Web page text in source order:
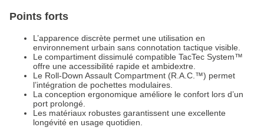
Points forts
L’apparence discrète permet une utilisation en
environnement urbain sans connotation tactique visible.
Le compartiment dissimulé compatible TacTec System™
offre une accessibilité rapide et ambidextre.
Le Roll-Down Assault Compartment (R.A.C.™) permet
l’intégration de pochettes modulaires.
La conception ergonomique améliore le confort lors d’un
port prolongé.
Les matériaux robustes garantissent une excellente
longévité en usage quotidien.